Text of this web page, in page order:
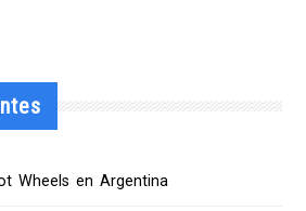
Wheels en Argentina